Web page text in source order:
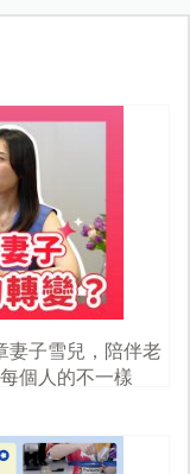
妻子雪兒，陪伴老
個人的不一樣